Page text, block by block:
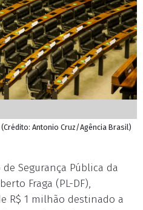
Antonio Cruz/Agência Brasil)
Segurança Pública da
Fraga (PL-DF),
R$ 1 milhão destinado a